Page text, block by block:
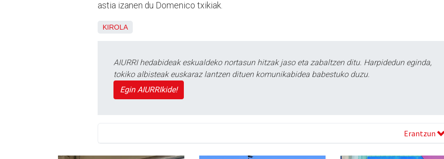
astia izanen du Domenico txikiak.
KIROLA
AIURRI hedabideak eskualdeko nortasun hitzak jaso eta zabaltzen ditu. Harpidedun eginda,
tokiko albisteak euskaraz lantzen dituen komunikabidea babestuko duzu.
Egin AIURRIkide!
Erantzun